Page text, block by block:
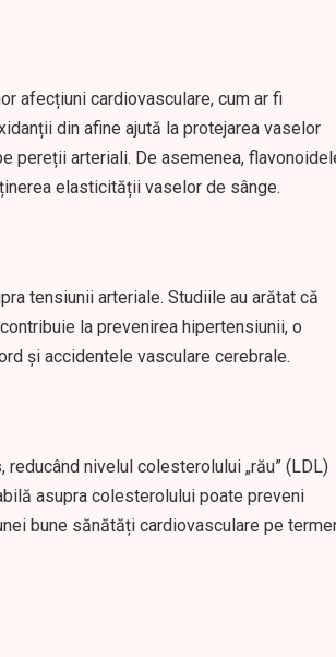
afecțiuni cardiovasculare, cum ar fi
din afine ajută la protejarea vaselor
pereții arteriali. De asemenea,
elasticității vaselor de sânge.
tensiunii arteriale. Studiile au arătat că
la prevenirea hipertensiunii, o
și accidentele vasculare cerebrale.
nivelul colesterolului „rău” (LDL)
asupra colesterolului poate preveni
bune sănătăți cardiovasculare pe